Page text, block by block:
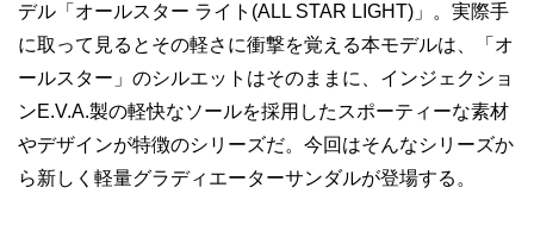
デル「オールスター ライト(ALL STAR LIGHT)」。実際手
に取って見るとその軽さに衝撃を覚える本モデルは、「オ
ールスター」のシルエットはそのままに、インジェクショ
ンE.V.A.製の軽快なソールを採用したスポーティーな素材
やデザインが特徴のシリーズだ。今回はそんなシリーズか
ら新しく軽量グラディエーターサンダルが登場する。